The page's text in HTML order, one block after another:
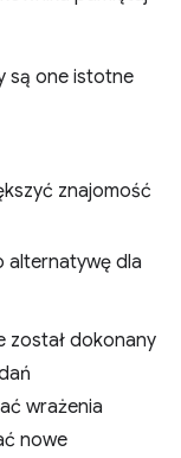
są one istotne
znajomość
alternatywę dla
dokonany
wrażenia
nowe